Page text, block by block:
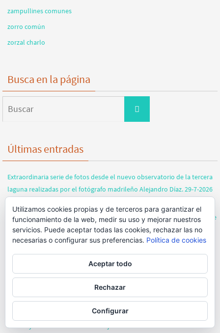
zampullines comunes
zorro común
zorzal charlo
Busca en la página
Buscar
Últimas entradas
Extraordinaria serie de fotos desde el nuevo observatorio de la tercera
laguna realizadas por el fotógrafo madrileño Alejandro Díaz. 29-7-2026
Extraordinaria serie de fotos desde el nuevo observatorio de la tercera
laguna realizadas por la fotógrafa madrileña Conxy Calviño. Lagunas de
La Guardia (Toledo) Julio 2026
Extraordinaria serie de fotos de una pareja de bigotudos jóvenes desde
el nuevo observatorio de la tercera laguna realizadas por la fotógrafa
madrileña Conxy Calviño. Lagunas de La Guardia (Toledo) Julio 2026
Extraordinaria serie de fotos del fotógrafo madrileño Mario Sánchez
desde el nuevo observatorio de la tercera laguna. Julio 2026
Los bigotudos han vuelto a las lagunas. Fotos de Cristóbal Huete
Utilizamos cookies propias y de terceros para garantizar el
funcionamiento de la web, medir su uso y mejorar nuestros
servicios. Puede aceptar todas las cookies, rechazar las no
necesarias o configurar sus preferencias. Política de cookies
Aceptar todo
Rechazar
Configurar